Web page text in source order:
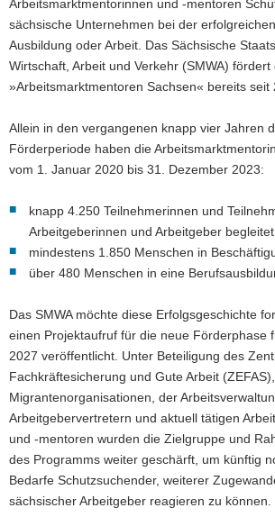
Arbeitsmarktmentorinnen und -mentoren
sächsische Unternehmen bei der
Ausbildung oder Arbeit. Das Sächsische
Wirtschaft, Arbeit und Verkehr (SMWA) fördert
»Arbeitsmarktmentoren Sachsen« bereits seit
Allein in den vergangenen knapp vier Jahren
Förderperiode haben die
vom 1. Januar 2020 bis 31. Dezember 2023:
knapp 4.250 Teilnehmerinnen und
Arbeitgeberinnen und Arbeitgeber begleitet,
mindestens 1.850 Menschen in
über 480 Menschen in eine
Das SMWA möchte diese Erfolgsgeschichte
einen Projektaufruf für die neue Förderphase
2027 veröffentlicht. Unter Beteiligung des
Fachkräftesicherung und Gute Arbeit (ZEFAS),
Migrantenorganisationen, der
Arbeitgebervertretern und aktuell tätigen
und -mentoren wurden die Zielgruppe und
des Programms weiter geschärft, um künftig
Bedarfe Schutzsuchender, weiterer
sächsischer Arbeitgeber reagieren zu können.